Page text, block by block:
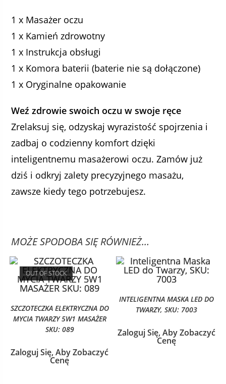
1 x Masażer oczu
1 x Kamień zdrowotny
1 x Instrukcja obsługi
1 x Komora baterii (baterie nie są dołączone)
1 x Oryginalne opakowanie
Weź zdrowie swoich oczu w swoje ręce
Zrelaksuj się, odzyskaj wyrazistość spojrzenia i
zadbaj o codzienny komfort dzięki
inteligentnemu masażerowi oczu. Zamów już
dziś i odkryj zalety precyzyjnego masażu,
zawsze kiedy tego potrzebujesz.
MOŻE SPODOBA SIĘ RÓWNIEŻ…
OUT OF STOCK
SZCZOTECZKA ELEKTRYCZNA DO
MYCIA TWARZY 5W1 MASAŻER
SKU: 089
Zaloguj Się, Aby Zobaczyć
Cenę
INTELIGENTNA MASKA LED DO
TWARZY, SKU: 7003
Zaloguj Się, Aby Zobaczyć
Cenę